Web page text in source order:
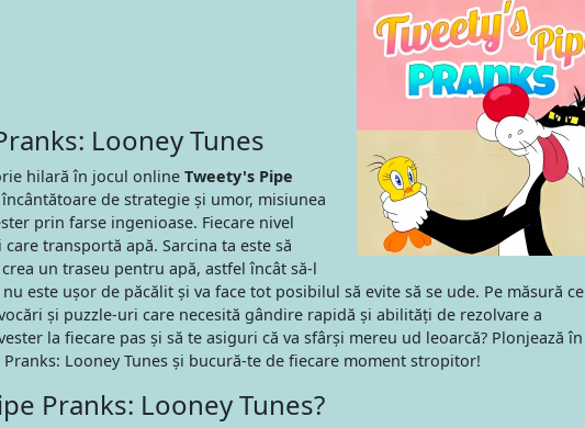
Looney Tunes
hilară în jocul online Tweety's Pipe
de strategie și umor, misiunea
prin farse ingenioase. Fiecare nivel
transportă apă. Sarcina ta este să
un traseu pentru apă, astfel încât să-l
este ușor de păcălit și va face tot posibilul să evite să se ude. Pe măsură ce
și puzzle-uri care necesită gândire rapidă și abilități de rezolvare a
la fiecare pas și să te asiguri că va sfârși mereu ud leoarcă? Plonjează în
Looney Tunes și bucură-te de fiecare moment stropitor!
Pranks: Looney Tunes?